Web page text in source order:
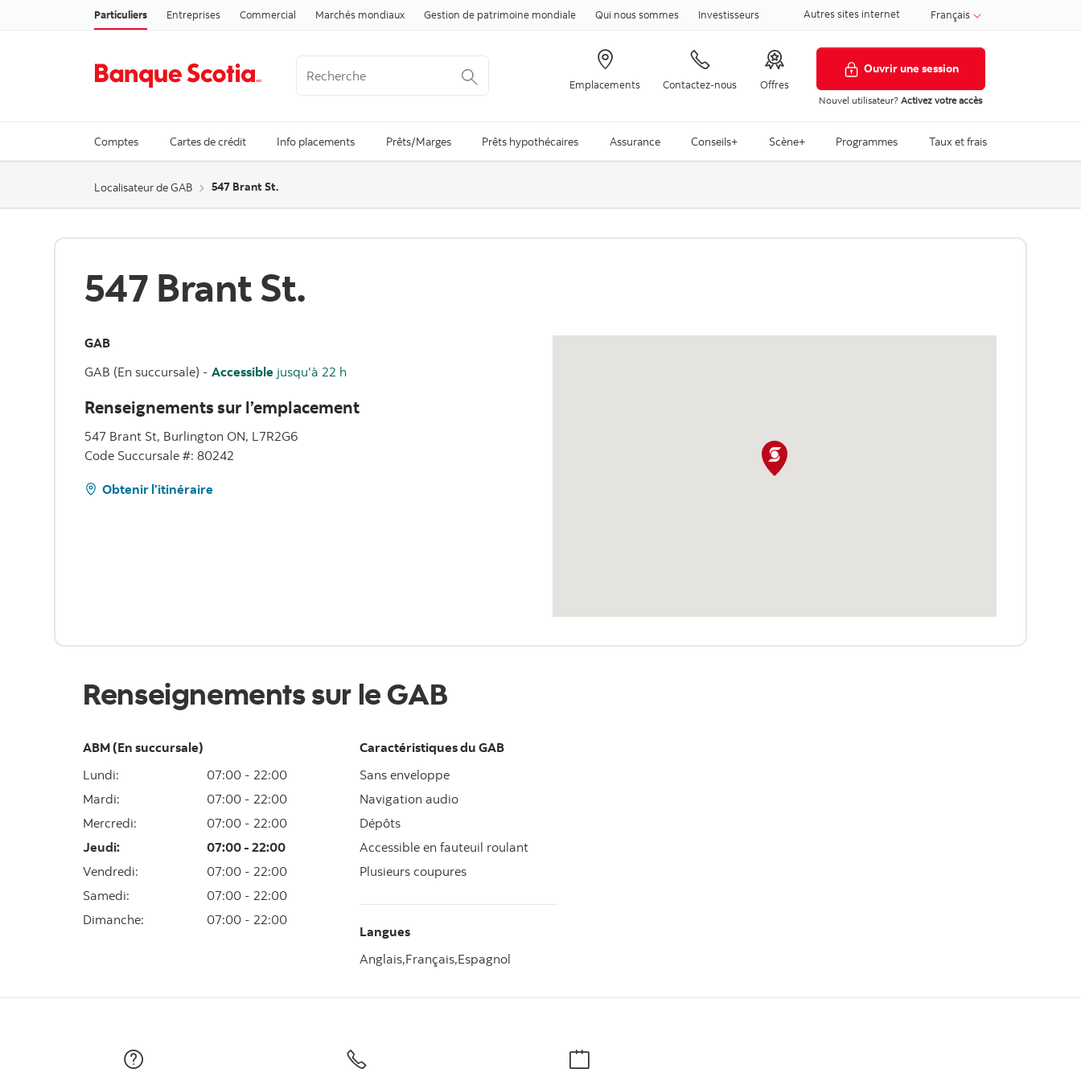
Passer au contenu
Particuliers Entreprises Commercial Marchés mondiaux Gestion de patrimoine mondiale Qui nous sommes Investisseurs Autres sites internet Français
Emplacements Contactez-nous Offres
Ouvrir une session
Nouvel utilisateur?Activez votre accès
Comptes Cartes de crédit Info placements Prêts/Marges Prêts hypothécaires Assurance Conseils+ Scène+ Programmes Taux et frais
Localisateur de GAB 547 Brant St.
547 Brant St.
GAB
GAB (En succursale) - Accessible jusqu'à 22 h
Renseignements sur l’emplacement
547 Brant St, Burlington ON, L7R2G6
Code Succursale #: 80242
Obtenir l’itinéraire
Renseignements sur le GAB
ABM (En succursale)
Lundi:
07:00 - 22:00
Mardi:
07:00 - 22:00
Mercredi:
07:00 - 22:00
Jeudi:
07:00 - 22:00
Vendredi:
07:00 - 22:00
Samedi:
07:00 - 22:00
Dimanche: 07:00 - 22:00
Caractéristiques du GAB
Sans enveloppe
Navigation audio
Dépôts
Accessible en fauteuil roulant
Plusieurs coupures
Langues
Anglais,Français,Espagnol